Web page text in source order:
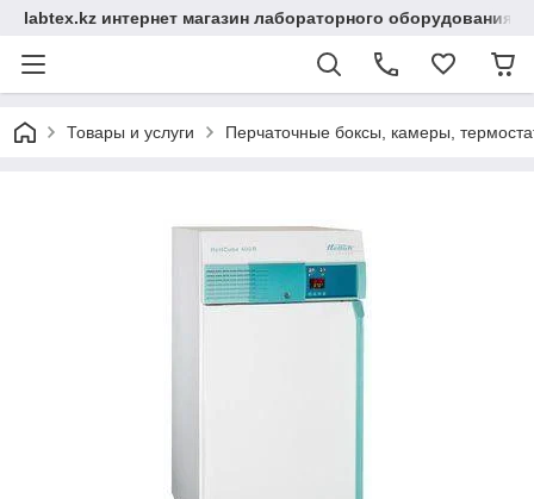
labtex.kz интернет магазин лабораторного оборудования
Товары и услуги Перчаточные боксы, камеры,